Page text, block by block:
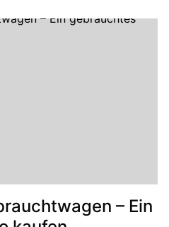
– Ein